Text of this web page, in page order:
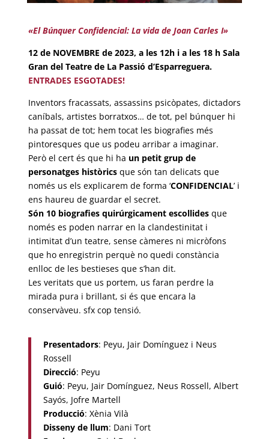
«El Búnquer Confidencial: La vida de Joan Carles I»
12 de NOVEMBRE de 2023, a les 12h i a les 18 h Sala
Gran del Teatre de La Passió d’Esparreguera.
ENTRADES ESGOTADES!
Inventors fracassats, assassins psicòpates, dictadors
caníbals, artistes borratxos… de tot, pel búnquer hi
ha passat de tot; hem tocat les biografies més
pintoresques que us podeu arribar a imaginar.
Però el cert és que hi ha un petit grup de
personatges històricsque són tan delicats que
només us els explicarem de forma ‘CONFIDENCIAL’ i
ens haureu de guardar el secret.
Són 10 biografies quirúrgicament escollidesque
només es poden narrar en la clandestinitat i
intimitat d’un teatre, sense càmeres ni micròfons
que ho enregistrin perquè no quedi constància
enlloc de les bestieses que s’han dit.
Les veritats que us portem, us faran perdre la
mirada pura i brillant, si és que encara la
conservàveu. sfx cop tensió.
Presentadors: Peyu, Jair Domínguez i Neus
Rossell
Direcció: Peyu
Guió: Peyu, Jair Domínguez, Neus Rossell, Albert
Sayós, Jofre Martell
Producció: Xènia Vilà
Disseny de llum: Dani Tort